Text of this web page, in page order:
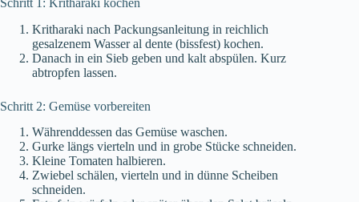
Kritharaki nach Packungsanleitung in reichlich
gesalzenem Wasser al dente (bissfest) kochen.
Danach in ein Sieb geben und kalt abspülen. Kurz
abtropfen lassen.
Schritt 2: Gemüse vorbereiten
Währenddessen das Gemüse waschen.
Gurke längs vierteln und in grobe Stücke schneiden.
Kleine Tomaten halbieren.
Zwiebel schälen, vierteln und in dünne Scheiben
schneiden.